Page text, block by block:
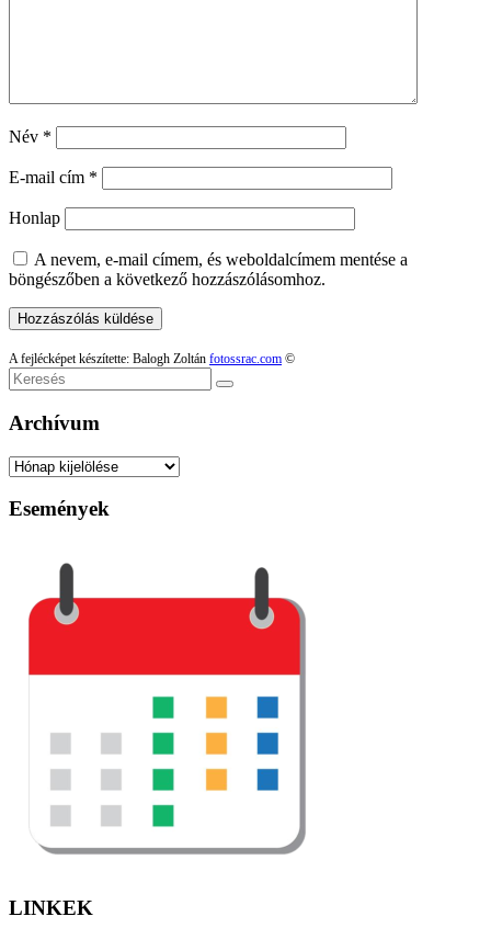
Név *
E-mail cím *
Honlap
A nevem, e-mail címem, és weboldalcímem mentése a
böngészőben a következő hozzászólásomhoz.
A fejlécképet készítette: Balogh Zoltán fotossrac.com ©
Keresés
Archívum
Archívum
Események
LINKEK